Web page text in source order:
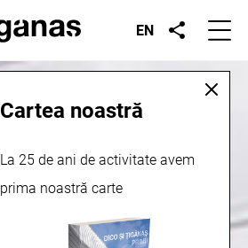
EN
Cartea noastră
La 25 de ani de activitate avem
prima noastră carte